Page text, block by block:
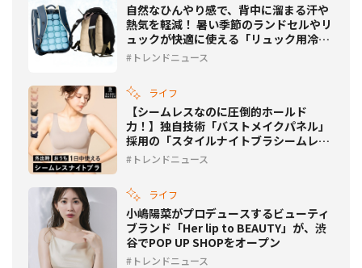
自然なひんやり感で、背中に溜まる汗や
熱気を軽減！ 暑い季節のランドセルやリ
ュックが快適に使える「リュック用冷却
パッド」が発売！
トレンドニュース
ライフ
【シームレスなのに圧倒的ホールド
力！】独自技術「バストメイクパネル」
採用の「スタイルナイトブラシームレ
ス」に新色登場！
トレンドニュース
ライフ
小嶋陽菜がプロデュースするビューティ
ブランド「Her lip to BEAUTY」が、渋
谷でPOP UP SHOPをオープン
トレンドニュース